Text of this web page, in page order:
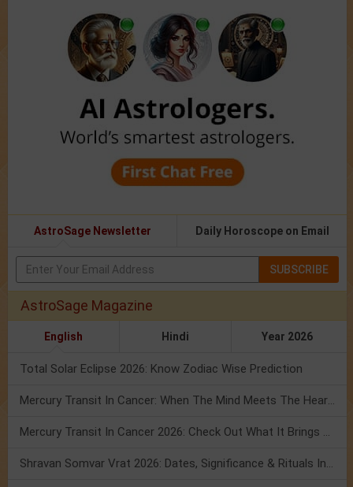
AstroSage Newsletter Daily Horoscope on Email
SUBSCRIBE
AstroSage Magazine
English Hindi Year 2026
Total Solar Eclipse 2026: Know Zodiac Wise Prediction
Mercury Transit In Cancer: When The Mind Meets The Heart!
Mercury Transit In Cancer 2026: Check Out What It Brings For You
Shravan Somvar Vrat 2026: Dates, Significance & Rituals In August